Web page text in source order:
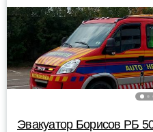
Эвакуатор Борисов РБ